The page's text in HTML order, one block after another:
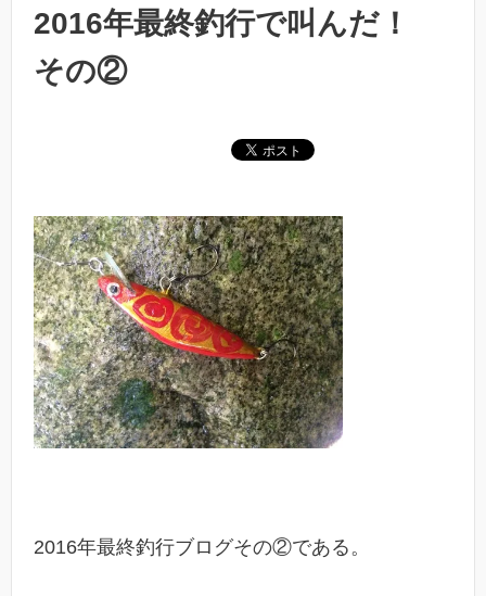
2016年最終釣行で叫んだ！
その②
2016年最終釣行ブログその②である。